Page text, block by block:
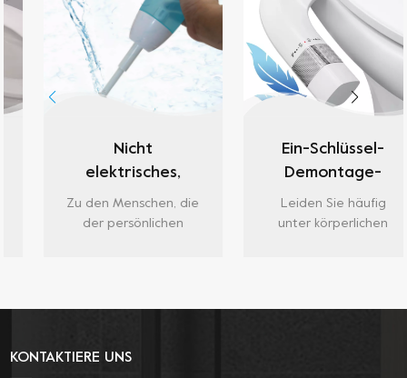
Nicht
elektrisches,
tragbares Reise-
Bidet von Nete
Zu den Menschen, die
der persönlichen
Mütter, schwangere
Ein-Schlüssel-
Demontage-
Bidetaufsatz mit
einfacher
Leiden Sie häufig
unter körperlichen
KONTAKTIERE UNS